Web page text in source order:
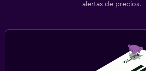
alertas de precios.